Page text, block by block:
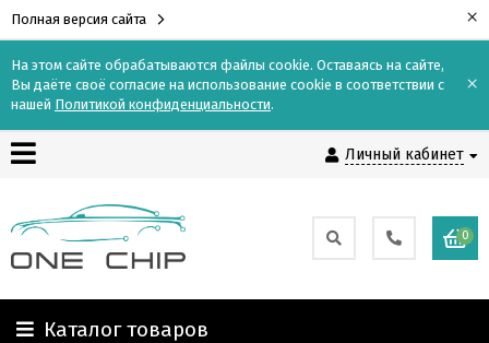
Полная версия сайта ×
На этом сайте обрабатываются файлы cookie. Оставаясь на сайте,
Вы даёте своё согласие на использование cookie в соответствии с
нашей Политикой конфиденциальности.
×
Личный кабинет
Контакты
Доставка
Оплата
О
компании
0
Каталог товаров